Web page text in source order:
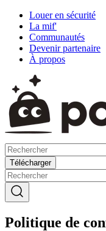
Louer en sécurité
La mif'
Communautés
Devenir partenaire
À propos
Télécharger
Politique de